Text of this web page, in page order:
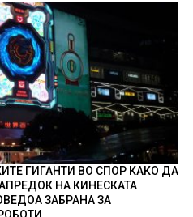
ГИГАНТИ ВО СПОР КАКО ДА
НА КИНЕСКАТА
ЗАБРАНА ЗА